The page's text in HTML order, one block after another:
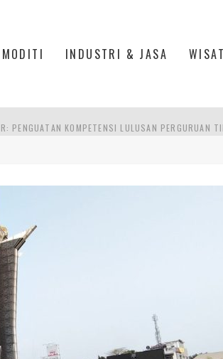
INDUSTRI & JASA
MAHMUD BADARUDDIN II, PALEMBANG
INDONESIA